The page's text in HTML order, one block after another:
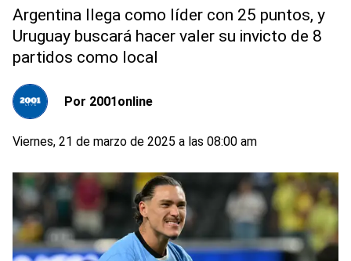
Argentina llega como líder con 25 puntos, y
Uruguay buscará hacer valer su invicto de 8
partidos como local
Por 2001online
Viernes, 21 de marzo de 2025 a las 08:00 am